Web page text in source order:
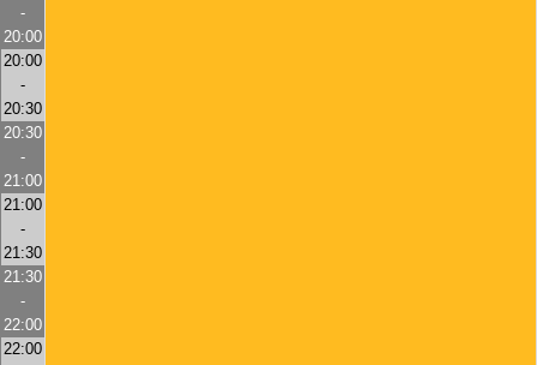
-
20:00
20:00
-
20:30
20:30
-
21:00
21:00
-
21:30
21:30
-
22:00
22:00